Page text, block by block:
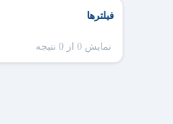
فیلترها
نمایش 0 از 0 نتیجه